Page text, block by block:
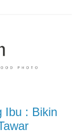
Ibu : Bikin